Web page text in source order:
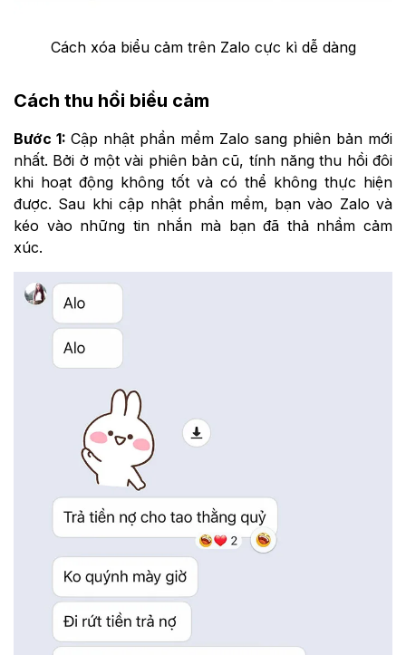
Cách xóa biểu cảm trên Zalo cực kì dễ dàng
Cách thu hồi biều cảm
Bước 1: Cập nhật phần mềm Zalo sang phiên bản mới
nhất. Bởi ở một vài phiên bản cũ, tính năng thu hồi đôi
khi hoạt động không tốt và có thể không thực hiện
được. Sau khi cập nhật phần mềm, bạn vào Zalo và
kéo vào những tin nhắn mà bạn đã thả nhầm cảm
xúc.